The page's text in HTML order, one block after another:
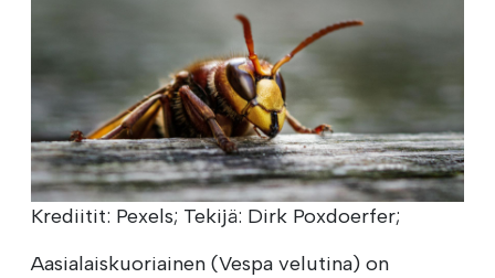
Krediitit: Pexels; Tekijä: Dirk Poxdoerfer;
Aasialaiskuoriainen (Vespa velutina) on